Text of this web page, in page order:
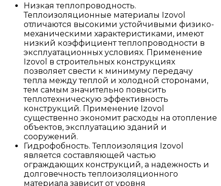
Низкая теплопроводность.
Теплоизоляционные материалы Izovol
отличаются высокими устойчивыми физико-
механическими характеристиками, имеют
низкий коэффициент теплопроводности в
эксплуатационных условиях. Применение
Izovol в строительных конструкциях
позволяет свести к минимуму передачу
тепла между теплой и холодной сторонами,
тем самым значительно повысить
теплотехническую эффективность
конструкций. Применение Izovol
существенно экономит расходы на отопление
объектов, эксплуатацию зданий и
сооружений.
Гидрофобность. Теплоизоляция Izovol
является составляющей частью
ограждающих конструкций, а надежность и
долговечность теплоизоляционного
материала зависит от уровня